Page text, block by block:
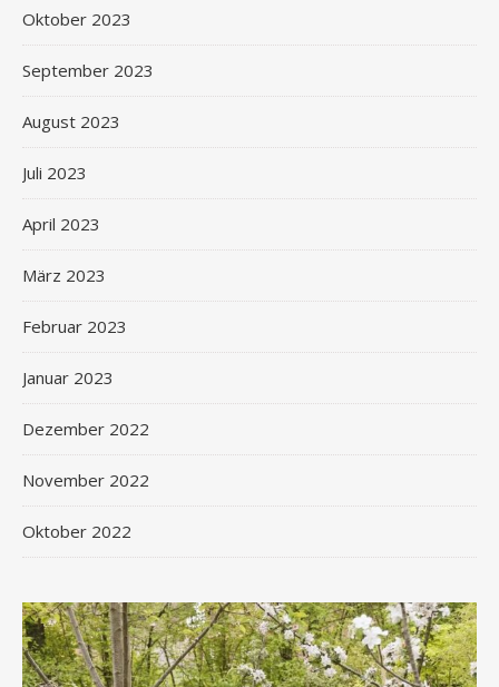
Oktober 2023
September 2023
August 2023
Juli 2023
April 2023
März 2023
Februar 2023
Januar 2023
Dezember 2022
November 2022
Oktober 2022